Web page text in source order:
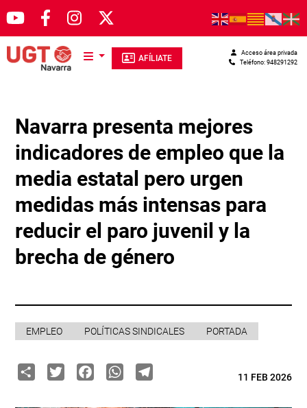
Pasar al contenido principal
AFÍLIATE Teléfono: 948291292
Acceso área privada
Navarra presenta mejores
indicadores de empleo que la
media estatal pero urgen
medidas más intensas para
reducir el paro juvenil y la
brecha de género
EMPLEO POLÍTICAS SINDICALES PORTADA
ShareTwitterFacebook
WhatsApp
Telegram11 FEB 2026